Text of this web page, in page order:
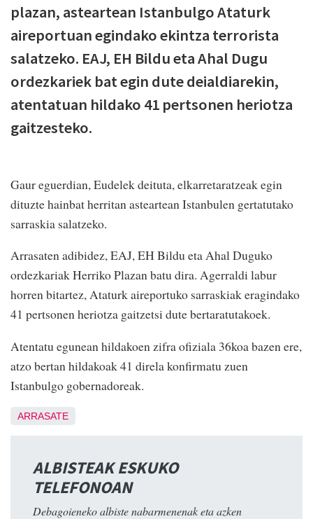
plazan, asteartean Istanbulgo Ataturk
aireportuan egindako ekintza terrorista
salatzeko. EAJ, EH Bildu eta Ahal Dugu
ordezkariek bat egin dute deialdiarekin,
atentatuan hildako 41 pertsonen heriotza
gaitzesteko.
Gaur eguerdian, Eudelek deituta, elkarretaratzeak egin
dituzte hainbat herritan asteartean Istanbulen gertatutako
sarraskia salatzeko.
Arrasaten adibidez, EAJ, EH Bildu eta Ahal Duguko
ordezkariak Herriko Plazan batu dira. Agerraldi labur
horren bitartez, Ataturk aireportuko sarraskiak eragindako
41 pertsonen heriotza gaitzetsi dute bertaratutakoek.
Atentatu egunean hildakoen zifra ofiziala 36koa bazen ere,
atzo bertan hildakoak 41 direla konfirmatu zuen
Istanbulgo gobernadoreak.
ARRASATE
ALBISTEAK ESKUKO
TELEFONOAN
Debagoieneko albiste nabarmenenak eta azken